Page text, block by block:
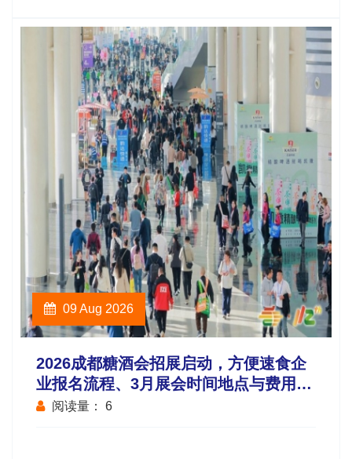
09 Aug 2026
2026成都糖酒会招展启动，方便速食企
业报名流程、3月展会时间地点与费用标
准公布
阅读量： 6